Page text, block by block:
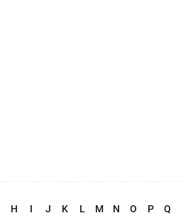
H I J K L M N O P Q